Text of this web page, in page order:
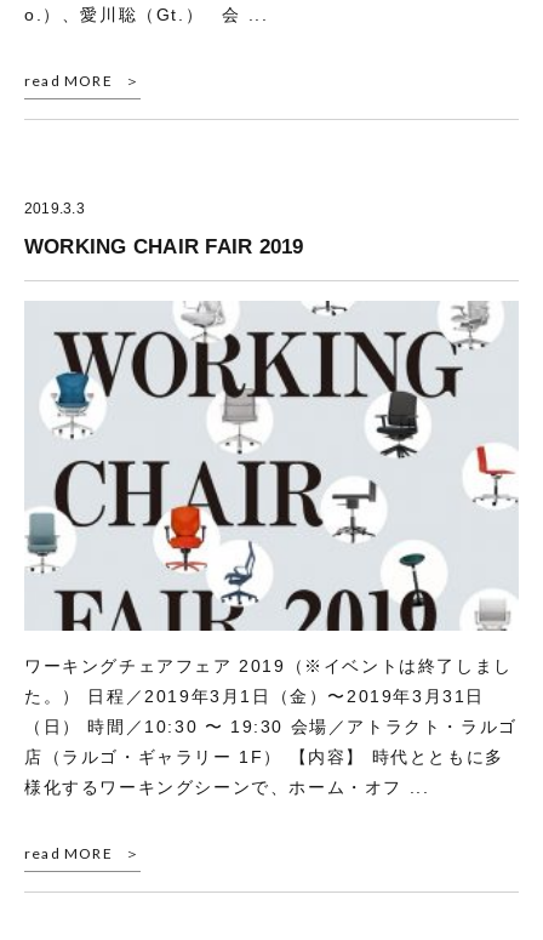
o.）、愛川聡（Gt.） 会 ...
read MORE
2019.3.3
WORKING CHAIR FAIR 2019
ワーキングチェアフェア 2019（※イベントは終了しまし
た。） 日程／2019年3月1日（金）〜2019年3月31日
（日） 時間／10:30 〜 19:30 会場／アトラクト・ラルゴ
店（ラルゴ・ギャラリー 1F） 【内容】 時代とともに多
様化するワーキングシーンで、ホーム・オフ ...
read MORE